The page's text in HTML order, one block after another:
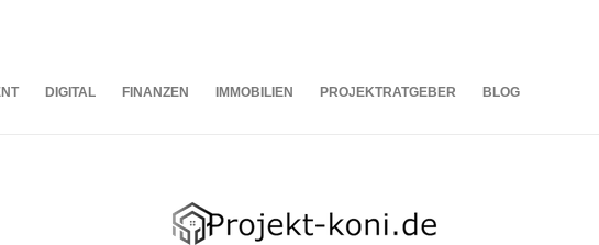
DIGITAL FINANZEN IMMOBILIEN PROJEKTRATGEBER BLOG